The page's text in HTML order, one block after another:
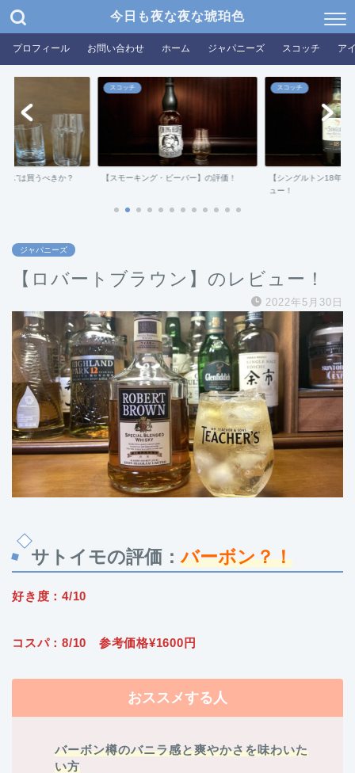
今日も夜な夜な琥珀色
プロフィール お問い合わせ ホーム ジャパニーズ スコッチ ア
ス”は買うべきか？
スコッチ
【スモーキング・ビーバー】の評価！
スコッチ
【シングルトン18年ダ
ュー！
ジャパニーズ
【ロバートブラウン】のレビュー！
2022年5月30日
サトイモの評価：バーボン？！
好き度：4/10
コスパ：8/10 参考価格¥1600円
おススメする人
バーボン樽のバニラ感と爽やかさを味わいた
い方